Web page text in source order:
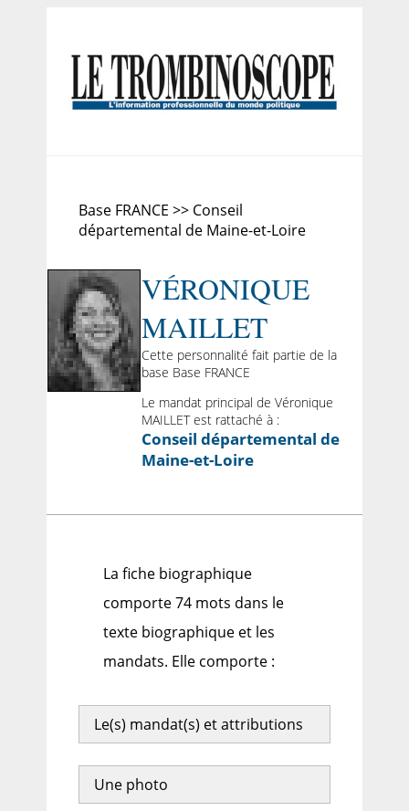
Base FRANCE >> Conseil
départemental de Maine-et-Loire
VÉRONIQUE
MAILLET
Cette personnalité fait partie de la
base Base FRANCE
Le mandat principal de Véronique
MAILLET est rattaché à :
Conseil départemental de
Maine-et-Loire
La fiche biographique
comporte 74 mots dans le
texte biographique et les
mandats. Elle comporte :
Le(s) mandat(s) et attributions
Une photo